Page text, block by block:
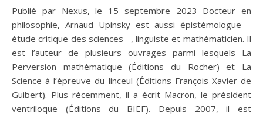
Publié par Nexus, le 15 septembre 2023 Docteur en
philosophie, Arnaud Upinsky est aussi épistémologue –
étude critique des sciences –, linguiste et mathématicien. Il
est l’auteur de plusieurs ouvrages parmi lesquels La
Perversion mathématique (Éditions du Rocher) et La
Science à l’épreuve du linceul (Éditions François-Xavier de
Guibert). Plus récemment, il a écrit Macron, le président
ventriloque (Éditions du BIEF). Depuis 2007, il est